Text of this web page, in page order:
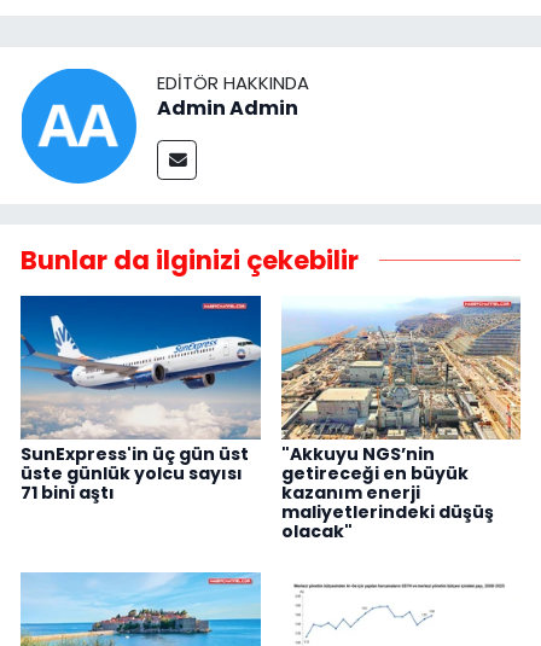
EDITÖR HAKKINDA
Admin Admin
Bunlar da ilginizi çekebilir
SunExpress'in üç gün üst
üste günlük yolcu sayısı
71 bini aştı
"Akkuyu NGS’nin
getireceği en büyük
kazanım enerji
maliyetlerindeki düşüş
olacak"